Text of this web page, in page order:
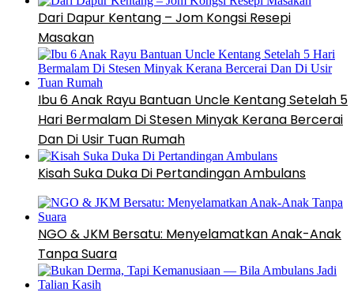
Dari Dapur Kentang – Jom Kongsi Resepi
Masakan
Ibu 6 Anak Rayu Bantuan Uncle Kentang Setelah 5
Hari Bermalam Di Stesen Minyak Kerana Bercerai
Dan Di Usir Tuan Rumah
Kisah Suka Duka Di Pertandingan Ambulans
NGO & JKM Bersatu: Menyelamatkan Anak-Anak
Tanpa Suara